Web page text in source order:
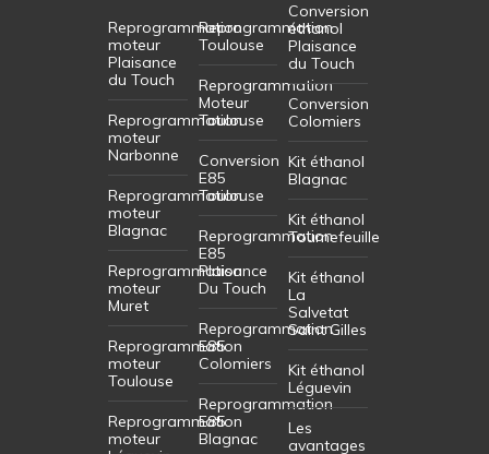
Reprogrammation
moteur
Plaisance
du Touch
Reprogrammation
moteur
Narbonne
Reprogrammation
moteur
Blagnac
Reprogrammation
moteur
Muret
Reprogrammation
moteur
Toulouse
Reprogrammation
moteur
Reprogrammation
Toulouse
Reprogrammation
Moteur
Toulouse
Conversion
E85
Toulouse
Reprogrammation
E85
Plaisance
Du Touch
Reprogrammation
E85
Colomiers
Reprogrammation
E85
Blagnac
Conversion
éthanol
Plaisance
du Touch
Conversion
Colomiers
Kit éthanol
Blagnac
Kit éthanol
Tournefeuille
Kit éthanol
La
Salvetat
Saint Gilles
Kit éthanol
Léguevin
Les
avantages